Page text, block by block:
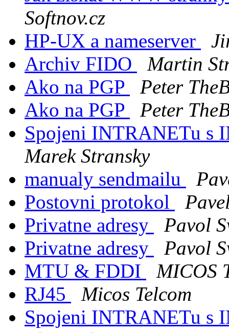
Softnov.cz
HP-UX a nameserver
Archiv FIDO
Martin
Ako na PGP
Peter
Ako na PGP
Peter
Spojeni INTRANETu s
Marek Stransky
manualy sendmailu
Postovni protokol
Privatne adresy
Pavol
Privatne adresy
Pavol
MTU & FDDI
MICOS
RJ45
Micos Telcom
Spojeni INTRANETu s